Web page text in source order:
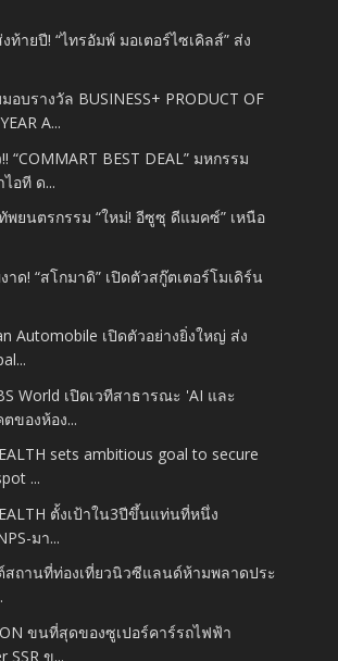
ท้ายปี! “ไทรอัมพ์ มอเตอร์ไซเคิลส์” ส่ง
อบรางวัล BUSINESS+ PRODUCT OF
A...
“COMMART BEST DEAL” มหกรรม
อที ด...
พยนตรกรรม “ใหม่! อีซูซุ ดีแมคซ์” เหนือ
าด! “สโกมาดิ” เปิดตัวสกู๊ตเตอร์โมเดิร์น
Automobile เปิดตัวอย่างยิ่งใหญ่ ส่ง
World เปิดเวทีสาธารณะ 'AI และ
ของห้อง...
sets ambitious goal to secure
...
ตั้งเป้าใน3ปีขึ้นแท่นที่หนึ่ง
มา...
สถานที่ท่องเที่ยวนิวซีแลนด์ห้ามพลาดประ
ขนที่สุดของซูเปอร์คาร์รถไฟฟ้า
SSR ข...